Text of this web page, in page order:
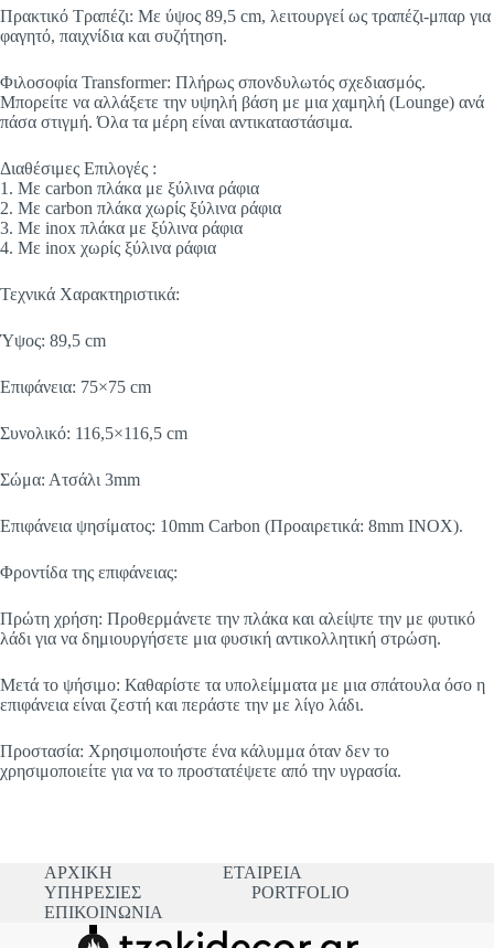
Πρακτικό Τραπέζι: Με ύψος 89,5 cm, λειτουργεί ως τραπέζι-μπαρ για
φαγητό, παιχνίδια και συζήτηση.
Φιλοσοφία Transformer: Πλήρως σπονδυλωτός σχεδιασμός.
Μπορείτε να αλλάξετε την υψηλή βάση με μια χαμηλή (Lounge) ανά
πάσα στιγμή. Όλα τα μέρη είναι αντικαταστάσιμα.
Διαθέσιμες Επιλογές :
1. Με carbon πλάκα με ξύλινα ράφια
2. Με carbon πλάκα χωρίς ξύλινα ράφια
3. Με inox πλάκα με ξύλινα ράφια
4. Με inox χωρίς ξύλινα ράφια
Τεχνικά Χαρακτηριστικά:
Ύψος: 89,5 cm
Επιφάνεια: 75×75 cm
Συνολικό: 116,5×116,5 cm
Σώμα: Ατσάλι 3mm
Επιφάνεια ψησίματος: 10mm Carbon (Προαιρετικά: 8mm INOX).
Φροντίδα της επιφάνειας:
Πρώτη χρήση: Προθερμάνετε την πλάκα και αλείψτε την με φυτικό
λάδι για να δημιουργήσετε μια φυσική αντικολλητική στρώση.
Μετά το ψήσιμο: Καθαρίστε τα υπολείμματα με μια σπάτουλα όσο η
επιφάνεια είναι ζεστή και περάστε την με λίγο λάδι.
Προστασία: Χρησιμοποιήστε ένα κάλυμμα όταν δεν το
χρησιμοποιείτε για να το προστατέψετε από την υγρασία.
ΑΡΧΙΚΗ
ΕΤΑΙΡΕΙΑ
ΥΠΗΡΕΣΙΕΣ
PORTFOLIO
ΕΠΙΚΟΙΝΩΝΙΑ